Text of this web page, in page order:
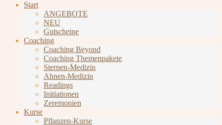
Start
ANGEBOTE
NEU
Gutscheine
Coaching
Coaching Beyond
Coaching Themenpakete
Sternen-Medizin
Ahnen-Medizin
Readings
Initiationen
Zeremonien
Kurse
Pflanzen-Kurse